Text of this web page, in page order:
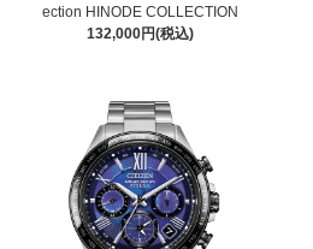
ection HINODE COLLECTION
132,000円(税込)